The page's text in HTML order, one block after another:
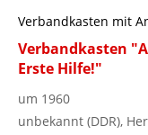
Verbandkasten mit
Verbandkasten
Erste Hilfe!"
um 1960
unbekannt (DDR),